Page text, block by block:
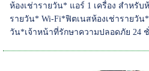
ห้องเช่ารายวัน* แอร์ 1 เครื่อง สำหรับ
รายวัน* Wi-Fi*ฟิตเนสห้องเช่ารายวัน
วัน*เจ้าหน้าที่รักษาความปลอดภัย 24